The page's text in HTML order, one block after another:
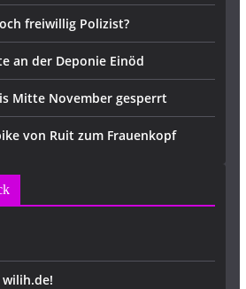
freiwillig Polizist?
an der Deponie Einöd
Mitte November gesperrt
von Ruit zum Frauenkopf